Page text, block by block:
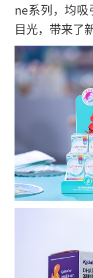
ne系列，均
目光，带来了